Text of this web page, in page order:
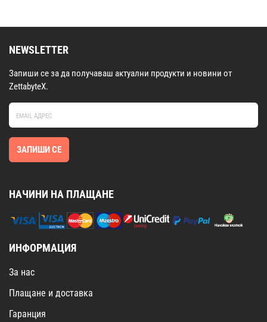
NEWSLETTER
Запиши се за да получаваш актуални продукти и новини от
ZettabyteX.
ЗАПИШИ СЕ
НАЧИНИ НА ПЛАЩАНЕ
ИНФОРМАЦИЯ
За нас
Плащане и доставка
Гаранция